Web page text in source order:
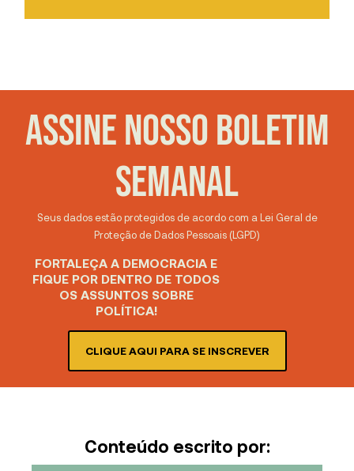
ASSINE NOSSO BOLETIM
SEMANAL
Seus dados estão protegidos de acordo com a Lei Geral de
Proteção de Dados Pessoais (LGPD)
FORTALEÇA A DEMOCRACIA E
FIQUE POR DENTRO DE TODOS
OS ASSUNTOS SOBRE
POLÍTICA!
CLIQUE AQUI PARA SE INSCREVER
Conteúdo escrito por: